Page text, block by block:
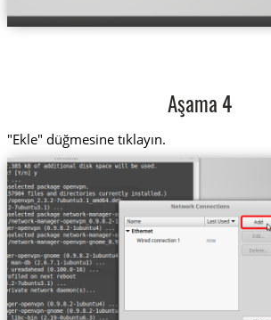
Aşama 4
"Ekle" düğmesine tıklayın.